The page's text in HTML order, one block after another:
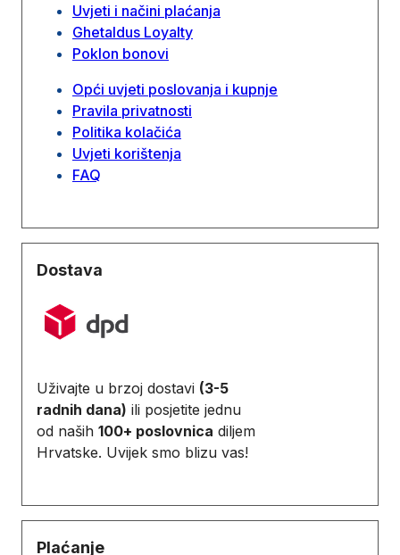
Uvjeti i načini plaćanja
Ghetaldus Loyalty
Poklon bonovi
Opći uvjeti poslovanja i kupnje
Pravila privatnosti
Politika kolačića
Uvjeti korištenja
FAQ
Dostava
Uživajte u brzoj dostavi (3-5
radnih dana) ili posjetite jednu
od naših 100+ poslovnica diljem
Hrvatske. Uvijek smo blizu vas!
Plaćanje